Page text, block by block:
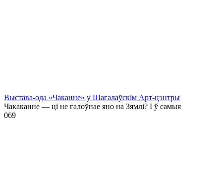
Выстава-ода «Чаканне» у Шагалаўскім Арт-цэнтры
Чакаканне — ці не галоўнае яно на Зямлі? І ў самыя
069